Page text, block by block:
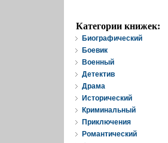
Категории книжек:
Биографический
Боевик
Военный
Детектив
Драма
Исторический
Криминальный
Приключения
Романтический